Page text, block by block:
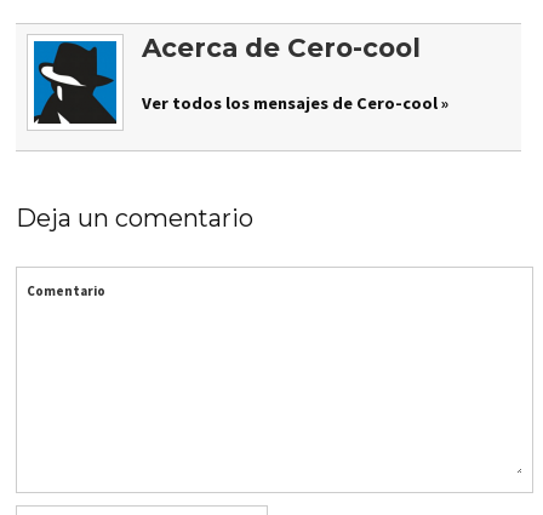
Acerca de Cero-cool
Ver todos los mensajes de Cero-cool »
Deja un comentario
Comentario